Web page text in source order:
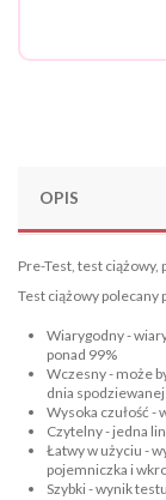
OPIS
Pre-Test, test ciążowy,
Test ciążowy polecany
Wiarygodny -
ponad 99%
Wczesny - może
dnia
Wysoka czułość -
Czytelny - jedna
Łatwy w użyciu -
pojemniczka i
Szybki - wynik